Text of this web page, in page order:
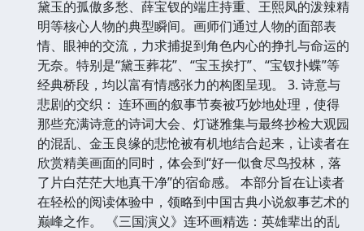
黛玉的孤傲多愁、薛宝钗的端庄持重、王熙凤的泼辣精
明等核心人物的典型瞬间。画师们通过人物的面部表
情、眼神的交流，力求捕捉到角色内心的挣扎与命运的
无奈。特别是“黛玉葬花”、“宝玉挨打”、“宝钗扑蝶”等
经典桥段，均以富有情感张力的构图呈现。 3. 诗意与
悲剧的交织： 连环画的叙事节奏被巧妙地处理，使得
那些充满诗意的诗词大会、灯谜雅集与最终抄检大观园
的混乱、金玉良缘的悲怆被有机地结合起来，让读者在
欣赏精美画面的同时，体会到“好一似食尽鸟投林，落
了片白茫茫大地真干净”的宿命感。 本部分旨在让读者
在轻松的阅读体验中，领略到中国古典小说叙事艺术的
巅峰之作。 《三国演义》连环画精选：英雄辈出的乱